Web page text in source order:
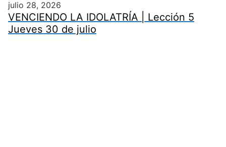
julio 28, 2026
VENCIENDO LA IDOLATRÍA | Lección 5
Jueves 30 de julio